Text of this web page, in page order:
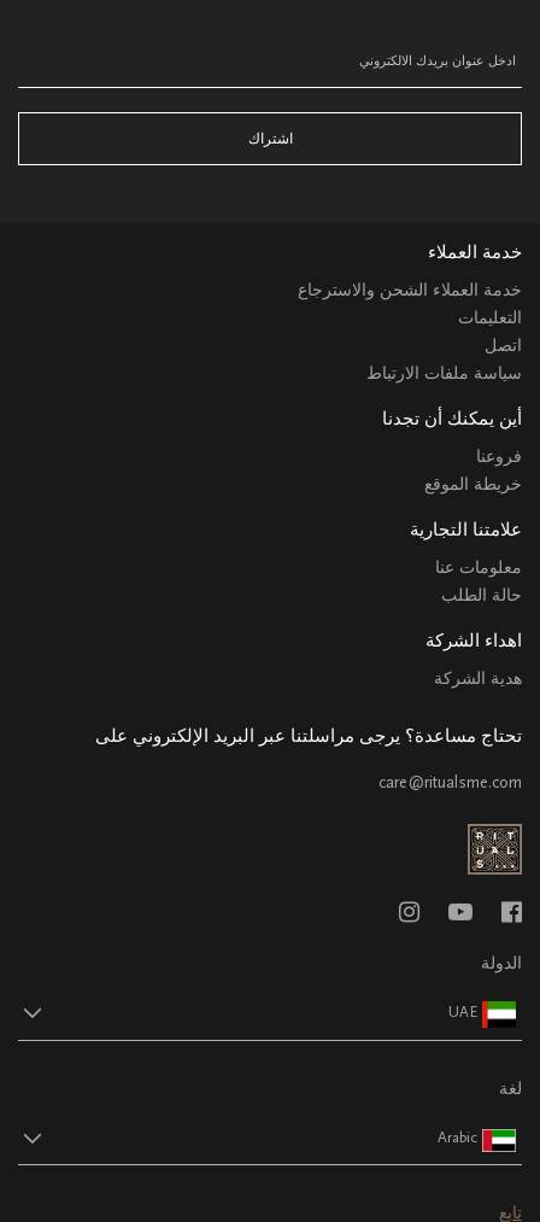
اشتراك
خدمة العملاء
خدمة العملاء الشحن والاسترجاع
التعليمات
اتصل
سياسة ملفات الارتباط
أين يمكنك أن تجدنا
فروعنا
خريطة الموقع
علامتنا التجارية
معلومات عنا
حالة الطلب
اهداء الشركة
هدية الشركة
تحتاج مساعدة؟ يرجى مراسلتنا عبر البريد الإلكتروني على
care@ritualsme.com
الدولة
UAE
لغة
Arabic
تابع